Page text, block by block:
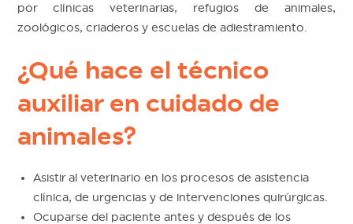
por clínicas veterinarias, refugios de animales,
zoológicos, criaderos y escuelas de adiestramiento.
¿Qué hace el técnico
auxiliar en cuidado de
animales?
Asistir al veterinario en los procesos de asistencia
clínica, de urgencias y de intervenciones quirúrgicas.
Ocuparse del paciente antes y después de los